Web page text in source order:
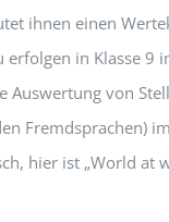
ihnen einen
in Klasse 9
von
Fremdsprachen)
hier ist „World at